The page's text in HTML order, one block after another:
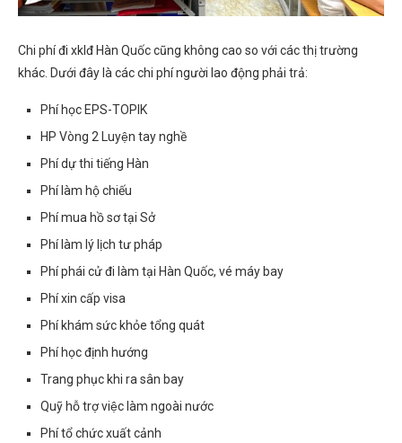
Chi phí đi xklđ Hàn Quốc cũng không cao so với các thị trường
khác. Dưới đây là các chi phí người lao động phải trả:
Phí học EPS-TOPIK
HP Vòng 2 Luyện tay nghề
Phí dự thi tiếng Hàn
Phí làm hộ chiếu
Phí mua hồ sơ tại Sở
Phí làm lý lịch tư pháp
Phí phái cử đi làm tại Hàn Quốc, vé máy bay
Phí xin cấp visa
Phí khám sức khỏe tổng quát
Phí học định hướng
Trang phục khi ra sân bay
Quỹ hỗ trợ việc làm ngoài nước
Phí tổ chức xuất cảnh